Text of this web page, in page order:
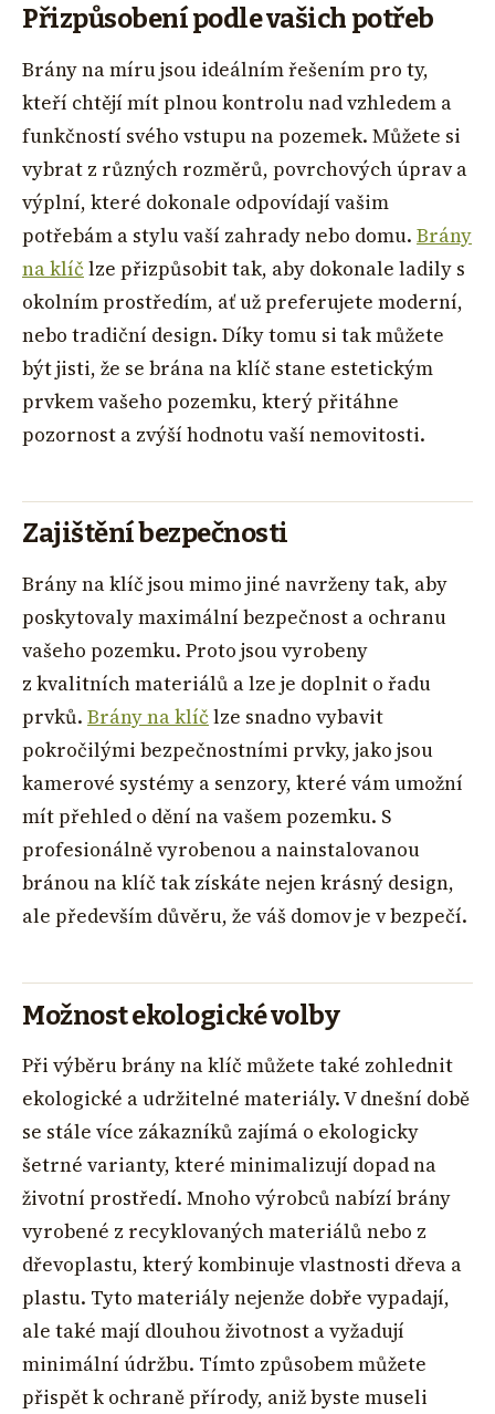
Přizpůsobení podle vašich potřeb
Brány na míru jsou ideálním řešením pro ty,
kteří chtějí mít plnou kontrolu nad vzhledem a
funkčností svého vstupu na pozemek. Můžete si
vybrat z různých rozměrů, povrchových úprav a
výplní, které dokonale odpovídají vašim
potřebám a stylu vaší zahrady nebo domu. Brány
na klíč lze přizpůsobit tak, aby dokonale ladily s
okolním prostředím, ať už preferujete moderní,
nebo tradiční design. Díky tomu si tak můžete
být jisti, že se brána na klíč stane estetickým
prvkem vašeho pozemku, který přitáhne
pozornost a zvýší hodnotu vaší nemovitosti.
Zajištění bezpečnosti
Brány na klíč jsou mimo jiné navrženy tak, aby
poskytovaly maximální bezpečnost a ochranu
vašeho pozemku. Proto jsou vyrobeny
z kvalitních materiálů a lze je doplnit o řadu
prvků. Brány na klíč lze snadno vybavit
pokročilými bezpečnostními prvky, jako jsou
kamerové systémy a senzory, které vám umožní
mít přehled o dění na vašem pozemku. S
profesionálně vyrobenou a nainstalovanou
bránou na klíč tak získáte nejen krásný design,
ale především důvěru, že váš domov je v bezpečí.
Možnost ekologické volby
Při výběru brány na klíč můžete také zohlednit
ekologické a udržitelné materiály. V dnešní době
se stále více zákazníků zajímá o ekologicky
šetrné varianty, které minimalizují dopad na
životní prostředí. Mnoho výrobců nabízí brány
vyrobené z recyklovaných materiálů nebo z
dřevoplastu, který kombinuje vlastnosti dřeva a
plastu. Tyto materiály nejenže dobře vypadají,
ale také mají dlouhou životnost a vyžadují
minimální údržbu. Tímto způsobem můžete
přispět k ochraně přírody, aniž byste museli